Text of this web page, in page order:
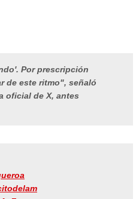
Por prescripción
de este ritmo", señaló
oficial de X, antes